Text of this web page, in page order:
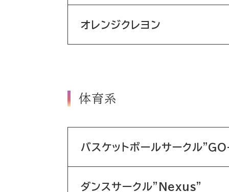
オレンジクレヨン
体育系
バスケットボールサークル
ダンスサークル"Nexus"